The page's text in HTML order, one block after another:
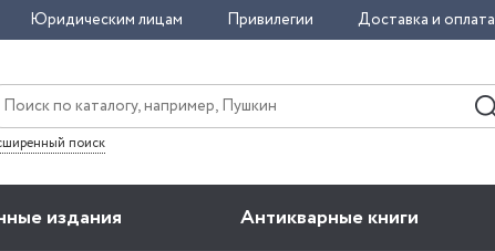
Юридическим лицам Привилегии Доставка и оплата
поиск
издания Антикварные книги